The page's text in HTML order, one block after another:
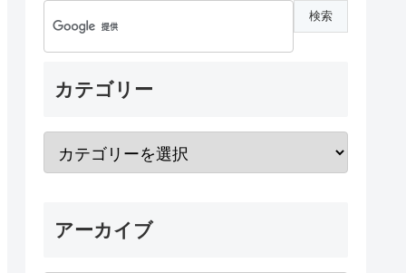
カテゴリー
アーカイブ